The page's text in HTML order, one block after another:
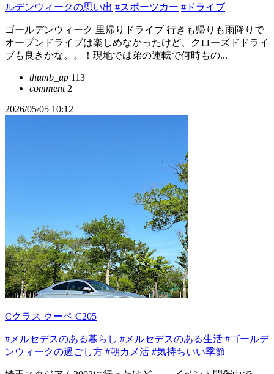
ルデンウィークの思い出 #スポーツカー #ドライブ
ゴールデンウィーク 里帰りドライブ 行きも帰りも雨降りで
オープンドライブは楽しめなかったけど、クローズドドライ
ブも良きかな。。！現地では弟の運転で何時もの...
thumb_up 113
comment2
2026/05/05 10:12
Cクラス クーペ C205
#メルセデスのある暮らし #メルセデスのある生活 #ゴールデ
ンウィークの過ごし方 #朝カメ活 #気持ちいい季節